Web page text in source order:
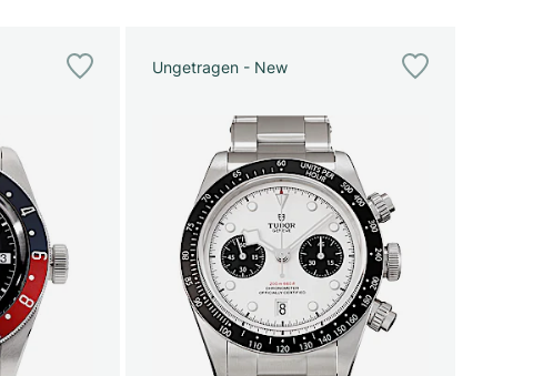
Ungetragen - New